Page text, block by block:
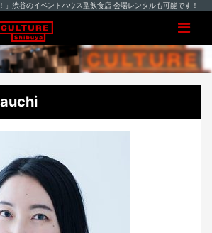
」渋谷のイベントハウス型飲食店 会場レンタルも可能です！